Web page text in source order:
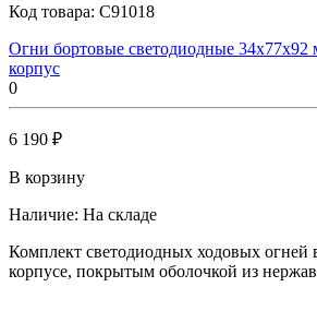
Код товара: C91018
Огни бортовые светодиодные
корпус
0
6 190 ₽
В корзину
Наличие: На складе
Комплект светодиодных ходовых огней
корпусе, покрытым оболочкой из